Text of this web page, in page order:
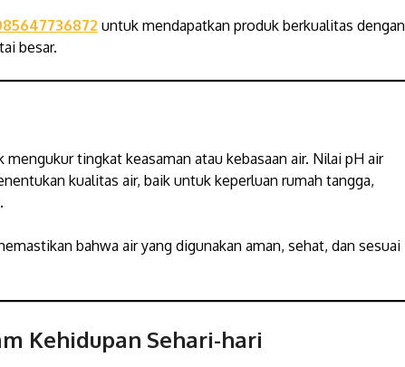
untuk mendapatkan produk berkualitas dengan
besar.
tingkat keasaman atau kebasaan air. Nilai pH air
kualitas air, baik untuk keperluan rumah tangga,
bahwa air yang digunakan aman, sehat, dan sesuai
Kehidupan Sehari-hari